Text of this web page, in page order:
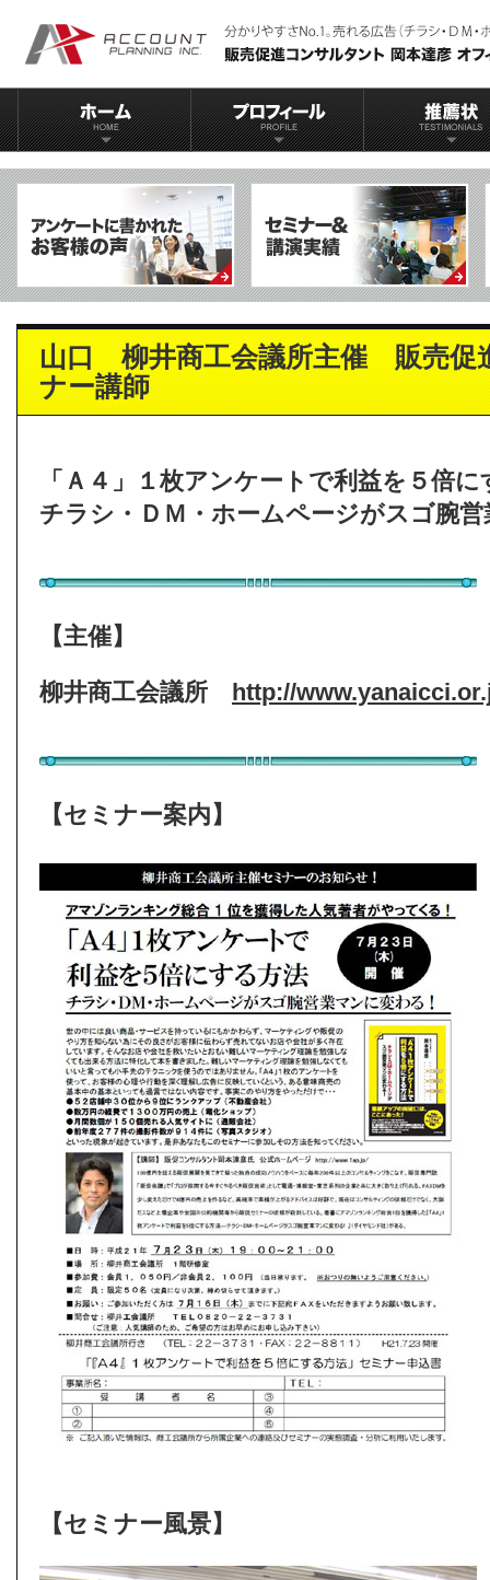
山口 柳井商工会議所主催 販売促
ナー講師
「Ａ４」１枚アンケートで利益を５倍に
チラシ・ＤＭ・ホームページがスゴ腕
【主催】
柳井商工会議所 http://
【セミナー案内】
【セミナー風景】